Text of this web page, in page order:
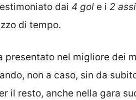
dai 4 gol e i 2
di tempo.
presentato nel migliore dei
non a caso, sin da
il resto, anche nella gara